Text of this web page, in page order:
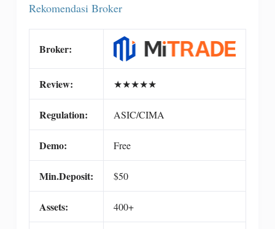
Rekomendasi Broker
Broker:
Review: ★★★★★
Regulation: ASIC/CIMA
Demo: Free
Min.Deposit: $50
Assets: 400+